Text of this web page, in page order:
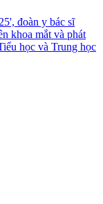
đoàn y bác sĩ
khoa mắt và phát
học và Trung học